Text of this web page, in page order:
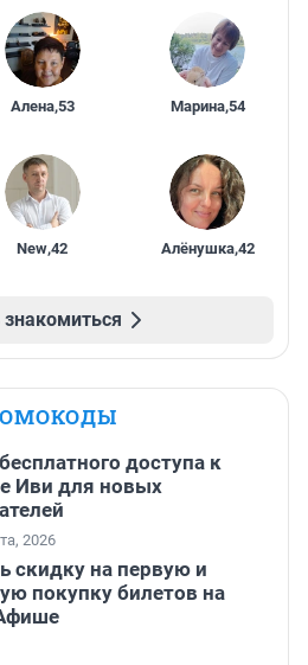
Алена,53 Марина,54
New,42 Алёнушка,42
доступа к
Иви для новых
2026
скидку на первую и
покупку билетов на